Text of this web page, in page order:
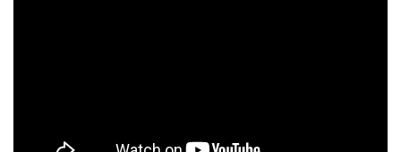
আগস্ট ৬, ২০২৬